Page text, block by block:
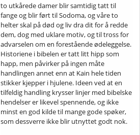
to utkårede damer blir samtidig tatt til
fange og blir ført til Sodoma, og våre to
helter skal på død og liv dra dit for å redde
dem, dog med uklare motiv, og til tross for
advarselen om en forestående ødeleggelse.
Historiene i bibelen er tatt litt hipp som
happ, men påvirker på ingen måte
handlingen annet enn at Kain hele tiden
stikker kjepper i hjulene. Ideen ved at en
tilfeldig handling krysser linjer med bibelske
hendelser er likevel spennende, og ikke
minst en god kilde til mange gode spøker,
som dessverre ikke blir utnyttet godt nok.